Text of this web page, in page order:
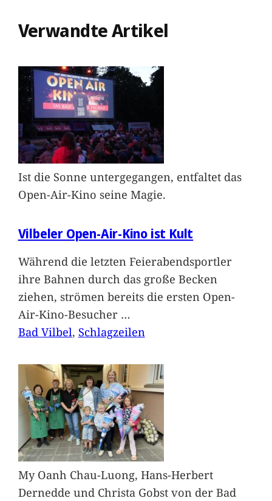
Verwandte Artikel
Ist die Sonne untergegangen, entfaltet das
Open-Air-Kino seine Magie.
Vilbeler Open-Air-Kino ist Kult
Während die letzten Feierabendsportler
ihre Bahnen durch das große Becken
ziehen, strömen bereits die ersten Open-
Air-Kino-Besucher …
Bad Vilbel, Schlagzeilen
My Oanh Chau-Luong, Hans-Herbert
Dernedde und Christa Gobst von der Bad